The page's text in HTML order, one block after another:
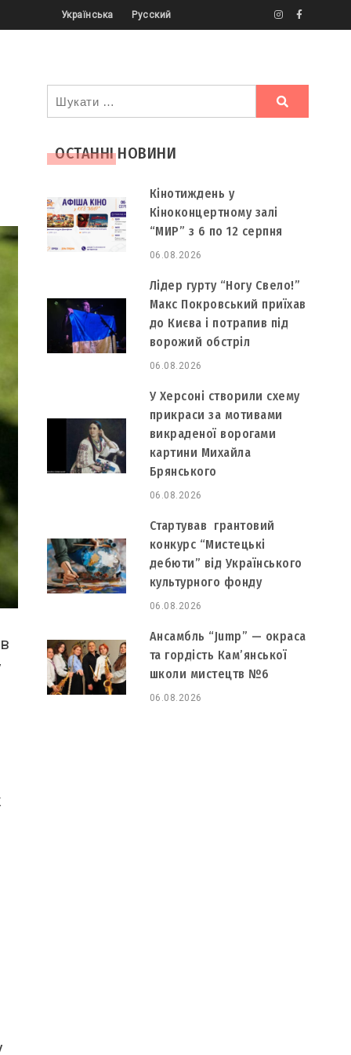
Українська Русский
Ви
шукали
ОСТАННІ НОВИНИ
Кінотиждень у
Кіноконцертному залі
“МИР” з 6 по 12 серпня
06.08.2026
Лідер гурту “Ногу Свело!”
Макс Покровський приїхав
до Києва і потрапив під
ворожий обстріл
06.08.2026
У Херсоні створили схему
прикраси за мотивами
викраденої ворогами
картини Михайла
Брянського
06.08.2026
Стартував грантовий
конкурс “Мистецькі
дебюти” від Українського
культурного фонду
06.08.2026
Ансамбль “Jump” — окраса
та гордість Кам’янської
школи мистецтв №6
06.08.2026